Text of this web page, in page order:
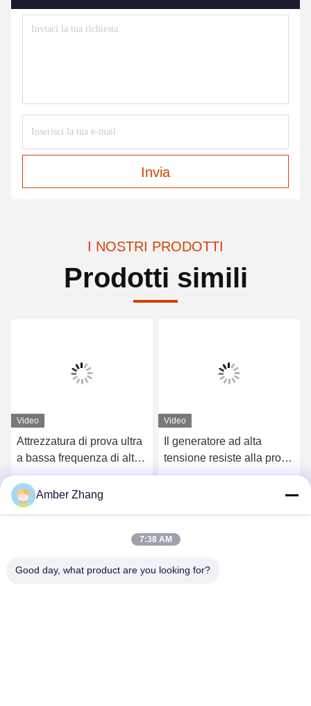
Invia
I NOSTRI PRODOTTI
Prodotti simili
Video
Attrezzatura di prova ultra
a bassa frequenza di alta
tensione di CA 80KV,
generatore di 0.1hz Vlf
Ottieni il miglior prezzo
Video
Il generatore ad alta
tensione resiste alla prova
di tensione per materiale
Amber Zhang
7:38 AM
Good day, what product are you looking for?